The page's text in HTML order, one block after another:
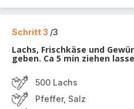
Schritt 3 /3
Lachs, Frischkäse und
geben. Ca 5 min ziehen
500 Lachs
Pfeffer, Salz